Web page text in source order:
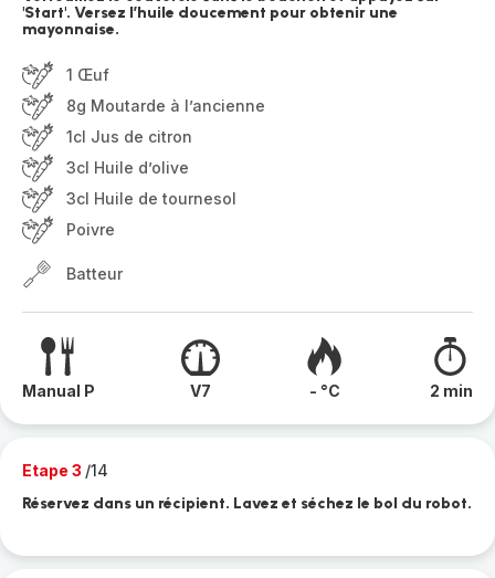
'Start'. Versez l’huile doucement pour obtenir une
mayonnaise.
1 Œuf
8g Moutarde à l’ancienne
1cl Jus de citron
3cl Huile d’olive
3cl Huile de tournesol
Poivre
Batteur
Manual P V7 - °C 2 min
Etape 3 /14
Réservez dans un récipient. Lavez et séchez le bol du robot.